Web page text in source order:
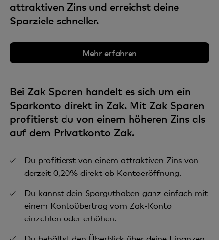
attraktiven Zins und erreichst deine
Sparziele schneller.
Mehr erfahren
Bei Zak Sparen handelt es sich um ein
Sparkonto direkt in Zak. Mit Zak Sparen
profitierst du von einem höheren Zins als
auf dem Privatkonto Zak.
Du profitierst von einem attraktiven Zins von
derzeit 0,20% direkt ab Kontoeröffnung.
Du kannst dein Sparguthaben ganz einfach mit
einem Kontoübertrag vom Zak-Konto
einzahlen oder erhöhen.